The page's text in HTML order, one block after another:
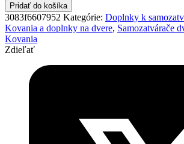
Pridať do košíka
3083f6607952 Kategórie: Doplnky k
Kovania a doplnky na dvere, Samozatvárače
Kovania
Zdieľať